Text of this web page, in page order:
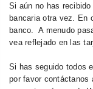
Si aún no has
bancaria otra vez. En
banco. A menudo
vea reflejado en las
Si has seguido todos
por favor contáctanos